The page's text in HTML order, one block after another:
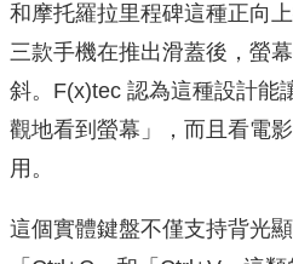
和摩托羅拉里程碑這種正向
三款手機在推出滑蓋後，螢
斜。F(x)tec 認為這種設計能
觀地看到螢幕」，而且看電
用。
這個實體鍵盤不僅支持背光